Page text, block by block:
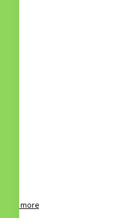
Read more